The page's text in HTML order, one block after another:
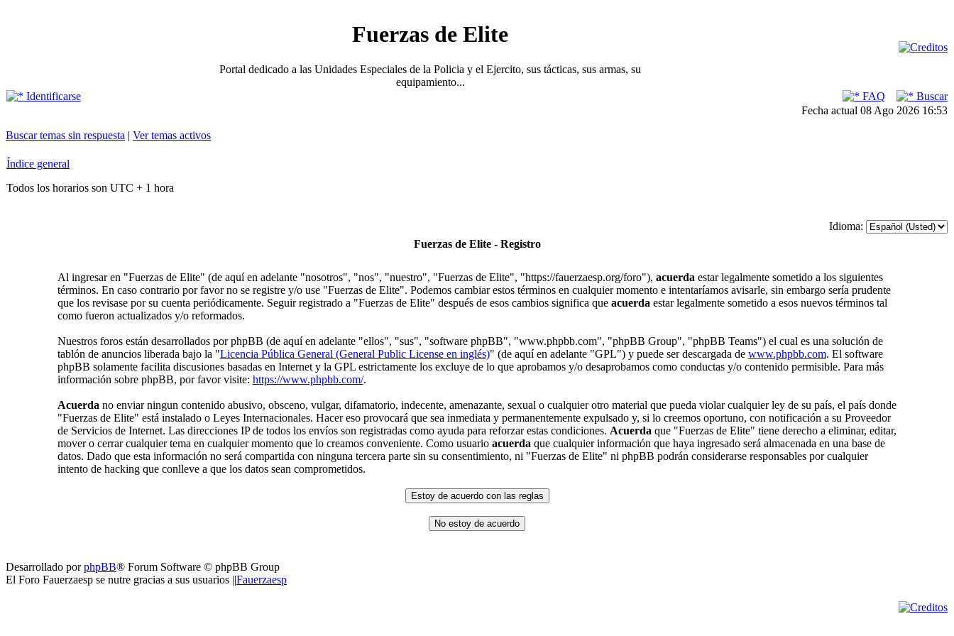
Fuerzas de Elite
Portal dedicado a las Unidades Especiales de la Policia y el Ejercito, sus tácticas, sus armas, su
equipamiento...
Identificarse
FAQ
Buscar
Fecha actual 08 Ago 2026 16:53
Buscar temas sin respuesta | Ver temas activos
Índice general
Todos los horarios son UTC + 1 hora
Idioma:
Fuerzas de Elite - Registro
Al ingresar en "Fuerzas de Elite" (de aquí en adelante "nosotros", "nos", "nuestro", "Fuerzas de Elite", "https://fauerzaesp.org/foro"), acuerda estar legalmente sometido a los siguientes
términos. En caso contrario por favor no se registre y/o use "Fuerzas de Elite". Podemos cambiar estos términos en cualquier momento e intentaríamos avisarle, sin embargo sería prudente
que los revisase por su cuenta periódicamente. Seguir registrado a "Fuerzas de Elite" después de esos cambios significa que acuerda estar legalmente sometido a esos nuevos términos tal
como fueron actualizados y/o reformados.
Nuestros foros están desarrollados por phpBB (de aquí en adelante "ellos", "sus", "software phpBB", "www.phpbb.com", "phpBB Group", "phpBB Teams") el cual es una solución de
tablón de anuncios liberada bajo la "Licencia Pública General (General Public License en inglés)" (de aquí en adelante "GPL") y puede ser descargada de www.phpbb.com. El software
phpBB solamente facilita discusiones basadas en Internet y la GPL estrictamente los excluye de lo que aprobamos y/o desaprobamos como conductas y/o contenido permisible. Para más
información sobre phpBB, por favor visite: https://www.phpbb.com/.
Acuerda no enviar ningun contenido abusivo, obsceno, vulgar, difamatorio, indecente, amenazante, sexual o cualquier otro material que pueda violar cualquier ley de su país, el país donde
"Fuerzas de Elite" está instalado o Leyes Internacionales. Hacer eso provocará que sea inmediata y permanentemente expulsado y, si lo creemos oportuno, con notificación a su Proveedor
de Servicios de Internet. Las direcciones IP de todos los envíos son registradas como ayuda para reforzar estas condiciones. Acuerda que "Fuerzas de Elite" tiene derecho a eliminar, editar,
mover o cerrar cualquier tema en cualquier momento que lo creamos conveniente. Como usuario acuerda que cualquier información que haya ingresado será almacenada en una base de
datos. Dado que esta información no será compartida con ninguna tercera parte sin su consentimiento, ni "Fuerzas de Elite" ni phpBB podrán considerarse responsables por cualquier
intento de hacking que conlleve a que los datos sean comprometidos.
Desarrollado porphpBB® Forum Software © phpBB Group
El Foro Fauerzaesp se nutre gracias a sus usuarios ||Fauerzaesp